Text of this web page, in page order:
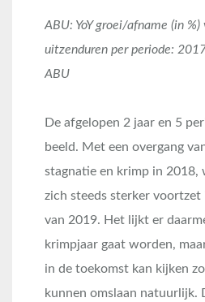
ABU: YoY groei/afname (in
uitzenduren per periode:
ABU
De afgelopen 2 jaar en 5
beeld. Met een overgang
stagnatie en krimp in 2018,
zich steeds sterker voortzet
van 2019. Het lijkt er
krimpjaar gaat worden,
in de toekomst kan kijken
kunnen omslaan natuurlijk.